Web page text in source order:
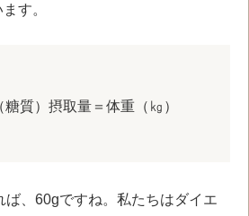
す。
質）摂取量＝体重（㎏）
ば、60gですね。私たちはダイエ